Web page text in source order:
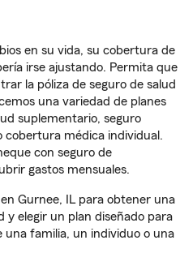
en su vida, su cobertura de
irse ajustando. Permita que
la póliza de seguro de salud
una variedad de planes
suplementario, seguro
cobertura médica individual.
con seguro de
gastos mensuales.
Gurnee, IL para obtener una
y elegir un plan diseñado para
una familia, un individuo o una